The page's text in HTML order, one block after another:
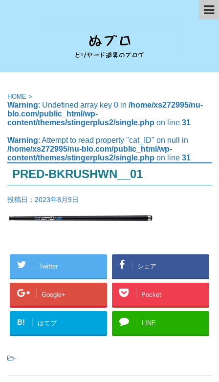
HOME >
Warning: Undefined array key 0 in /home/xs272995/nu-
blo.com/public_html/wp-
content/themes/stingerplus2/single.php on line 31
Warning: Attempt to read property "cat_ID" on null in
/home/xs272995/nu-blo.com/public_html/wp-
content/themes/stingerplus2/single.php on line 31
PRED-BKRUSHWN__01
投稿日： 2023年8月9日
Twitter シェア
Google+ Pocket
B! はてブ LINE
-